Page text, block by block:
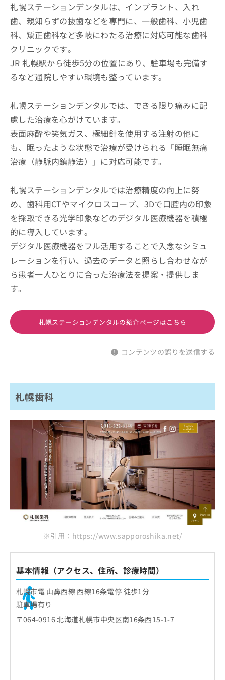
札幌ステーションデンタルは、インプラント、入れ
歯、親知らずの抜歯などを専門に、一般歯科、小児歯
科、矯正歯科など多岐にわたる治療に対応可能な歯科
クリニックです。
JR 札幌駅から徒歩5分の位置にあり、駐車場も完備す
るなど通院しやすい環境も整っています。
札幌ステーションデンタルでは、できる限り痛みに配
慮した治療を心がけています。
表面麻酔や笑気ガス、極細針を使用する注射の他に
も、眠ったような状態で治療が受けられる「睡眠無痛
治療（静脈内鎮静法）」に対応可能です。
札幌ステーションデンタルでは治療精度の向上に努
め、歯科用CTやマイクロスコープ、3Dで口腔内の印象
を採取できる光学印象などのデジタル医療機器を積極
的に導入しています。
デジタル医療機器をフル活用することで入念なシミュ
レーションを行い、過去のデータと照らし合わせなが
ら患者一人ひとりに合った治療法を提案・提供しま
す。
札幌ステーションデンタルの紹介ページはこちら
コンテンツの誤りを送信する
札幌歯科
※引用：https://www.sapporoshika.net/
基本情報（アクセス、住所、診療時間）
札幌市電 山鼻西線 西線16条電停 徒歩1分
駐車場有り
〒064-0916 北海道札幌市中央区南16条西15-1-7